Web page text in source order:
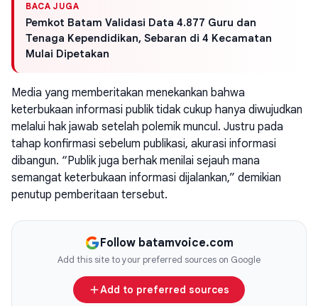
BACA JUGA
Pemkot Batam Validasi Data 4.877 Guru dan
Tenaga Kependidikan, Sebaran di 4 Kecamatan
Mulai Dipetakan
Media yang memberitakan menekankan bahwa
keterbukaan informasi publik tidak cukup hanya diwujudkan
melalui hak jawab setelah polemik muncul. Justru pada
tahap konfirmasi sebelum publikasi, akurasi informasi
dibangun. “Publik juga berhak menilai sejauh mana
semangat keterbukaan informasi dijalankan,” demikian
penutup pemberitaan tersebut.
Follow batamvoice.com
Add this site to your preferred sources on Google
Add to preferred sources